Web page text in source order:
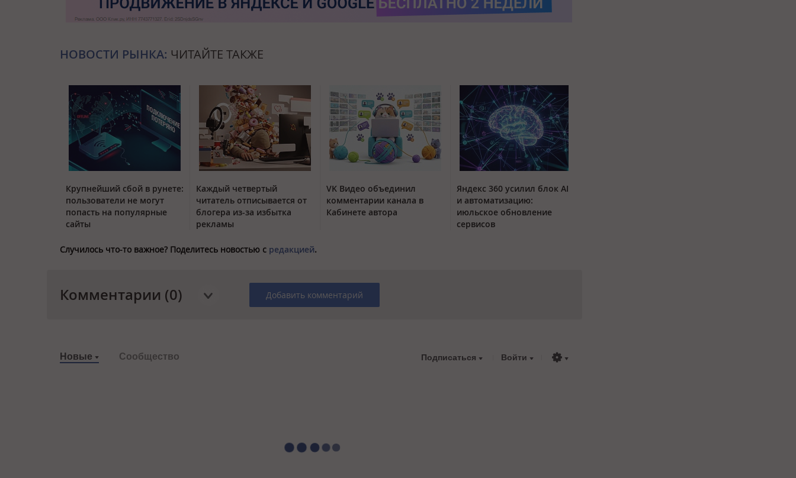
НОВОСТИ РЫНКА: ЧИТАЙТЕ ТАКЖЕ
Крупнейший сбой в рунете:
пользователи не могут
попасть на популярные
сайты
Каждый четвертый
читатель отписывается от
блогера из-за избытка
рекламы
VK Видео объединил
комментарии канала в
Кабинете автора
Яндекс 360 усилил блок AI
и автоматизацию:
июльское обновление
сервисов
Случилось что-то важное? Поделитесь новостью с редакцией.
Комментарии (0) Добавить комментарий
Новые Сообщество Подписаться Войти